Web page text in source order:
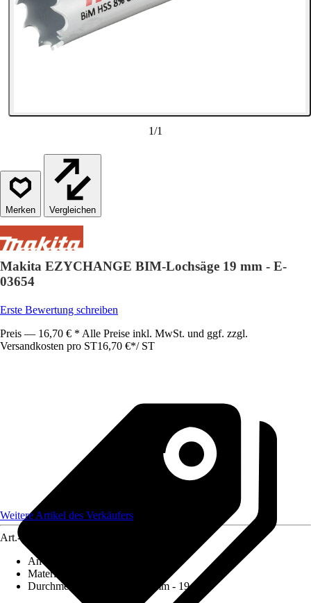
1/1
Vergleichen
Makita EZYCHANGE BIM-Lochsäge 19 mm - E-
03654
Erste Bewertung schreiben
Preis — 16,70 € * Alle Preise inkl. MwSt. und ggf. zzgl.
Versandkosten pro ST16,70 €*/ ST
Weitere Artikel des Verkäufers
Art.-Nr.
Anwendung
Materialspezifizierung
Durchmesser (von - bis)
19 mm - 19 mm